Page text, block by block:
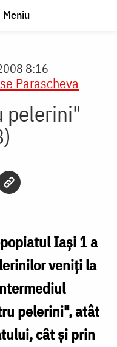
Meniu
8:16
Parascheva
pelerini"
Iaşi 1 a
veniţi la
pelerini", atât
cât şi prin